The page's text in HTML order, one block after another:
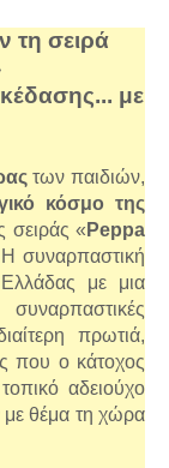
τη σειρά
με
των παιδιών,
κόσμο της
σειράς « Peppa
συναρπαστική
Ελλάδας με μια
πρωτιά,
που ο κάτοχος
αδειούχο
με θέμα τη χώρα